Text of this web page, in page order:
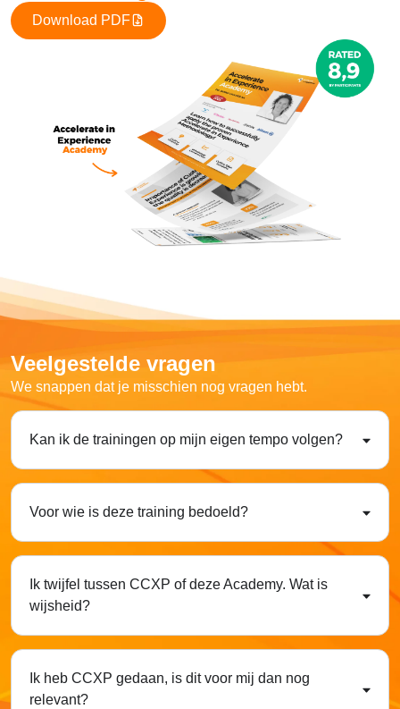
Download PDF
Veelgestelde vragen
We snappen dat je misschien nog vragen hebt.
Kan ik de trainingen op mijn eigen tempo volgen?
Voor wie is deze training bedoeld?
Ik twijfel tussen CCXP of deze Academy. Wat is
wijsheid?
Ik heb CCXP gedaan, is dit voor mij dan nog
relevant?